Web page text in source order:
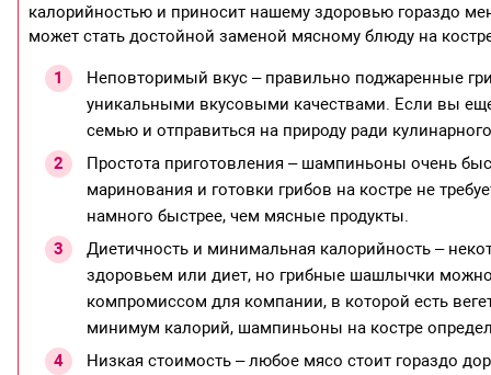
калорийностью и приносит нашему здоровью гораздо
может стать достойной заменой мясному блюду на
Неповторимый вкус – правильно поджаренные
уникальными вкусовыми качествами. Если вы
семью и отправиться на природу ради
Простота приготовления – шампиньоны очень
маринования и готовки грибов на костре не
намного быстрее, чем мясные продукты.
Диетичность и минимальная калорийность –
здоровьем или диет, но грибные шашлычки
компромиссом для компании, в которой есть
минимум калорий, шампиньоны на костре
Низкая стоимость – любое мясо стоит гораздо